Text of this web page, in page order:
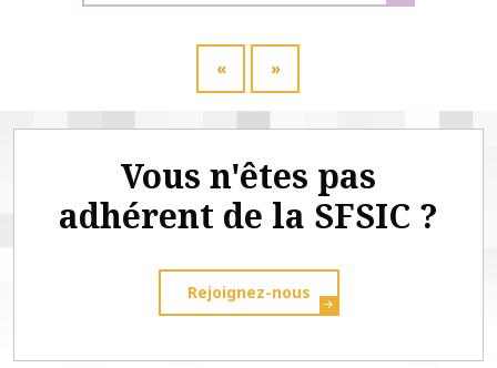
« »
Vous n'êtes pas
adhérent de la SFSIC ?
Rejoignez-nous